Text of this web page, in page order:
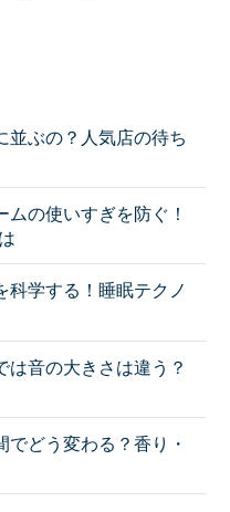
並ぶの？人気店の待ち
の使いすぎを防ぐ！
科学する！睡眠テクノ
は音の大きさは違う？
どう変わる？香り・